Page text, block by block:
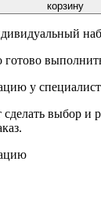
корзину
у
выбор и